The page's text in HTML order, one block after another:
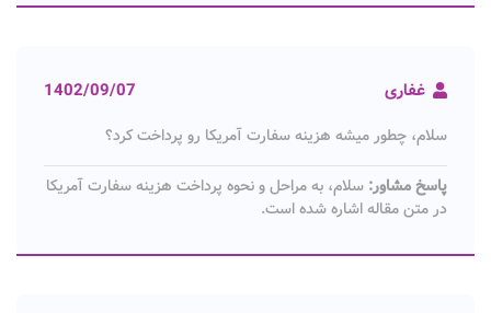
غفاری 1402/09/07
سلام، چطور میشه هزینه سفارت آمریکا رو پرداخت کرد؟
پاسخ مشاور: سلام، به مراحل و نحوه پرداخت هزینه سفارت آمریکا
در متن مقاله اشاره شده است.